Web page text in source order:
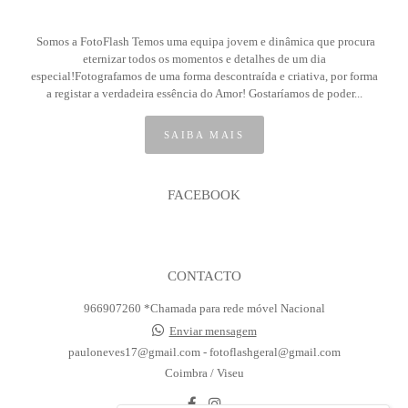
Somos a FotoFlash Temos uma equipa jovem e dinâmica que procura
eternizar todos os momentos e detalhes de um dia
especial!Fotografamos de uma forma descontraída e criativa, por forma
a registar a verdadeira essência do Amor! Gostaríamos de poder...
SAIBA MAIS
FACEBOOK
CONTACTO
966907260 *Chamada para rede móvel Nacional
Enviar mensagem
pauloneves17@gmail.com - fotoflashgeral@gmail.com
Coimbra / Viseu